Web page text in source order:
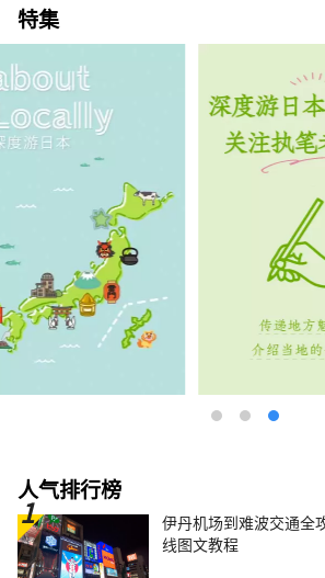
特集
人气排行榜
伊丹机场到难波交通全
线图文教程